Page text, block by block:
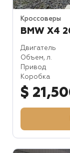
Кроссоверы
BMW X4
Двигатель
Объем, л.
Привод
Коробка
$